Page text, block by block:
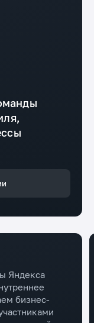
Яндекса
бизнес-